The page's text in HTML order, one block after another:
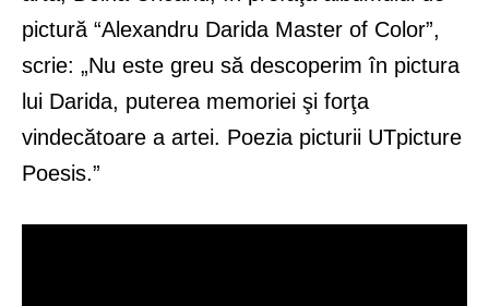
pictură “Alexandru Darida Master of Color”,
scrie: „Nu este greu să descoperim în pictura
lui Darida, puterea memoriei şi forţa
vindecătoare a artei. Poezia picturii UTpicture
Poesis.”